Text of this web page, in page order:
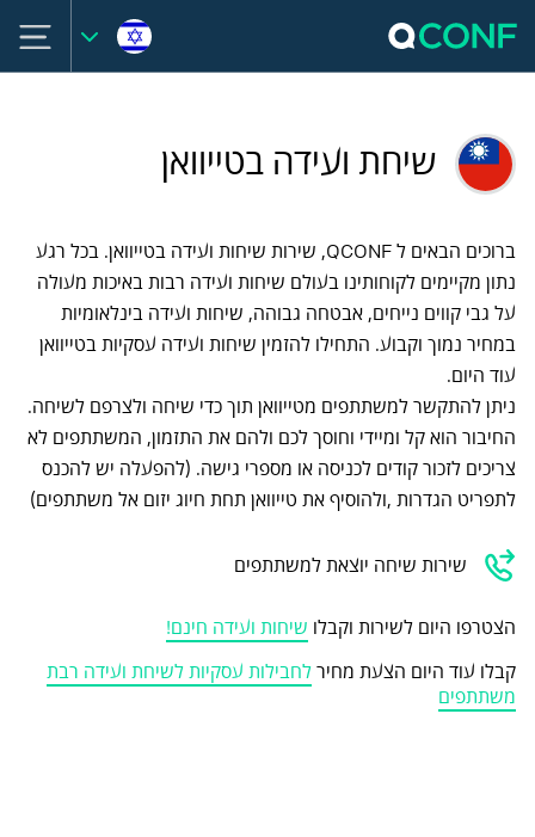
שיחת ועידה בטייוואן
ברוכים הבאים ל QCONF, שירות שיחות ועידה בטייוואן. בכל רגע
נתון מקיימים לקוחותינו בעולם שיחות ועידה רבות באיכות מעולה
על גבי קווים נייחים, אבטחה גבוהה, שיחות ועידה בינלאומיות
במחיר נמוך וקבוע. התחילו להזמין שיחות ועידה עסקיות בטייוואן
עוד היום.
ניתן להתקשר למשתתפים מטייוואן תוך כדי שיחה ולצרפם לשיחה.
החיבור הוא קל ומיידי וחוסך לכם ולהם את התזמון, המשתתפים לא
צריכים לזכור קודים לכניסה או מספרי גישה. (להפעלה יש להכנס
לתפריט הגדרות ,ולהוסיף את טייוואן תחת חיוג יזום אל משתתפים)
שירות שיחה יוצאת למשתתפים
הצטרפו היום לשירות וקבלו שיחות ועידה חינם!
קבלו עוד היום הצעת מחירלחבילות עסקיות לשיחת ועידה רבת
משתתפים